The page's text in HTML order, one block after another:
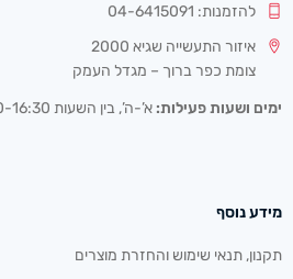
להזמנות: 04-6415091
איזור התעשייה שגיא 2000
צומת כפר ברוך – מגדל העמק
ימים ושעות פעילות: א’-ה’, בין השעות 08:30-16:30
מידע נוסף
תקנון, תנאי שימוש והחזרת מוצרים